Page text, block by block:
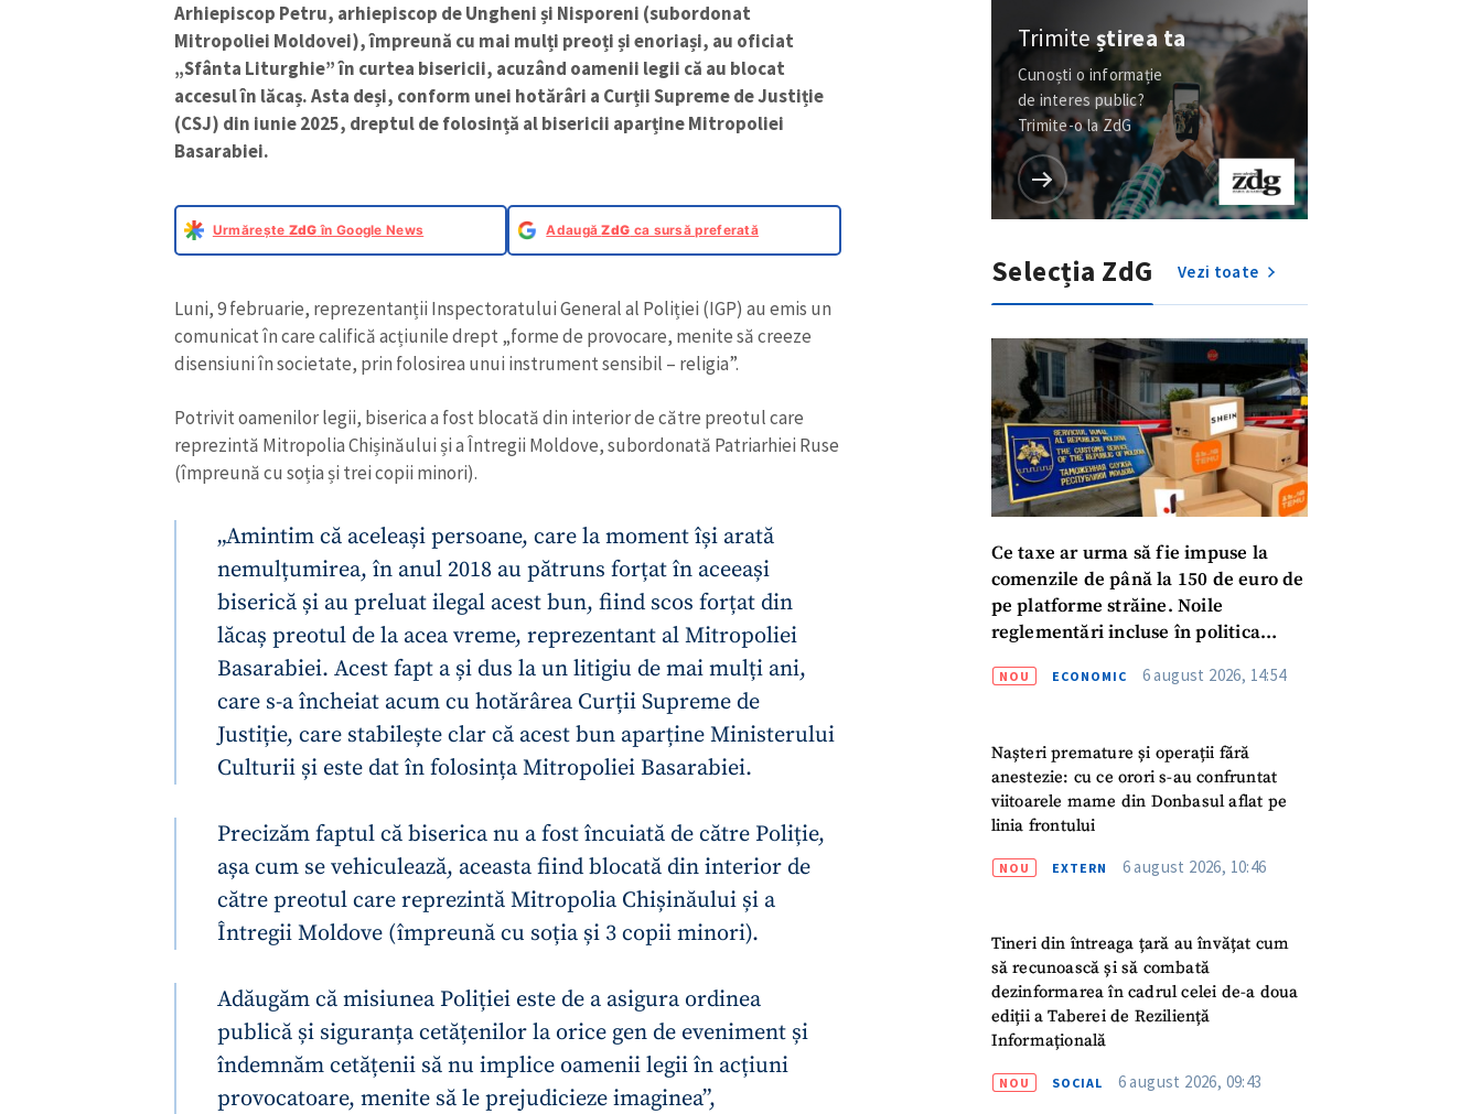
Arhiepiscop Petru, arhiepiscop de Ungheni și Nisporeni (subordonat
Mitropoliei Moldovei), împreună cu mai mulți preoți și enoriași, au oficiat
„Sfânta Liturghie” în curtea bisericii, acuzând oamenii legii că au blocat
accesul în lăcaș. Asta deși, conform unei hotărâri a Curții Supreme de Justiție
(CSJ) din iunie 2025, dreptul de folosință al bisericii aparține Mitropoliei
Basarabiei.
Urmărește ZdG în Google News AdaugăZdG ca sursă preferată
Luni, 9 februarie, reprezentanții Inspectoratului General al Poliției (IGP) au emis un
comunicat în care califică acțiunile drept „forme de provocare, menite să creeze
disensiuni în societate, prin folosirea unui instrument sensibil – religia”.
Potrivit oamenilor legii, biserica a fost blocată din interior de către preotul care
reprezintă Mitropolia Chișinăului și a Întregii Moldove, subordonată Patriarhiei Ruse
(împreună cu soția și trei copii minori).
„Amintim că aceleași persoane, care la moment își arată
nemulțumirea, în anul 2018 au pătruns forțat în aceeași
biserică și au preluat ilegal acest bun, fiind scos forțat din
lăcaș preotul de la acea vreme, reprezentant al Mitropoliei
Basarabiei. Acest fapt a și dus la un litigiu de mai mulți ani,
care s-a încheiat acum cu hotărârea Curții Supreme de
Justiție, care stabilește clar că acest bun aparține Ministerului
Culturii și este dat în folosința Mitropoliei Basarabiei.
Precizăm faptul că biserica nu a fost încuiată de către Poliție,
așa cum se vehiculează, aceasta fiind blocată din interior de
către preotul care reprezintă Mitropolia Chișinăului și a
Întregii Moldove (împreună cu soția și 3 copii minori).
Adăugăm că misiunea Poliției este de a asigura ordinea
publică și siguranța cetățenilor la orice gen de eveniment și
îndemnăm cetățenii să nu implice oamenii legii în acțiuni
provocatoare, menite să le prejudicieze imaginea”,
Trimiteștirea ta
Cunoști o informație
de interes public?
Trimite-o la ZdG
Selecția ZdG Vezi toate
Ce taxe ar urma să fie impuse la
comenzile de până la 150 de euro de
pe platforme străine. Noile
reglementări incluse în politica
NOU ECONOMIC 6 august 2026, 14:54
Nașteri premature și operații fără
anestezie: cu ce orori s-au confruntat
viitoarele mame din Donbasul aflat pe
linia frontului
NOU EXTERN 6 august 2026, 10:46
Tineri din întreaga țară au învățat cum
să recunoască și să combată
dezinformarea în cadrul celei de-a doua
ediții a Taberei de Reziliență
Informațională
NOU SOCIAL 6 august 2026, 09:43
Titlu știre + Adaugă titlu
Fotografie + Încarcă imagine
Mesajul știrei + Mesajul știrei
+ Numele meu
+ Emailul meu
+ Telefon personal
politica de